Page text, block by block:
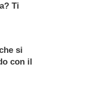
Ti
si
con il